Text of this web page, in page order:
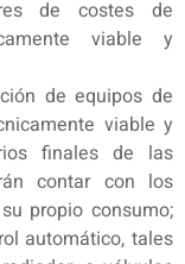
de costes de
viable y
de equipos de
viable y
finales de las
contar con los
propio consumo;
automático, tales